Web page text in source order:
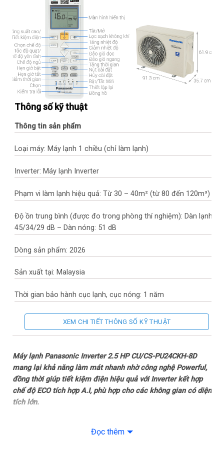
Thông số kỹ thuật
Thông tin sản phẩm
Loại máy: Máy lạnh 1 chiều (chỉ làm lạnh)
Inverter: Máy lạnh Inverter
Phạm vi làm lạnh hiệu quả: Từ 30 – 40m² (từ 80 đến 120m³)
Độ ồn trung bình (được đo trong phòng thí nghiệm): Dàn lạnh:
45/34/29 dB – Dàn nóng: 51 dB
Dòng sản phẩm: 2026
Sản xuất tại: Malaysia
Thời gian bảo hành cục lạnh, cục nóng: 1 năm
Thời gian bảo hành máy nén: Máy nén 12 năm
bằng Nhôm phủ BlueFin
Loại Gas: R-32
Mức tiêu thụ điện năng
XEM CHI TIẾT THÔNG SỐ KỸ THUẬT
Máy lạnh Panasonic Inverter 2.5 HP CU/CS-PU24CKH-8D
mang lại khả năng làm mát nhanh nhờ công nghệ Powerful,
đồng thời giúp tiết kiệm điện hiệu quả với Inverter kết hợp
chế độ ECO tích hợp A.I, phù hợp cho các không gian có diện
tích lớn.
Đọc thêm